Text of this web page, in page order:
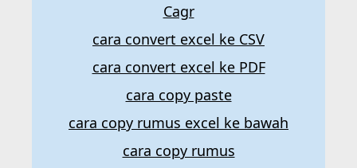
Cagr
cara convert excel ke CSV
cara convert excel ke PDF
cara copy paste
cara copy rumus excel ke bawah
cara copy rumus